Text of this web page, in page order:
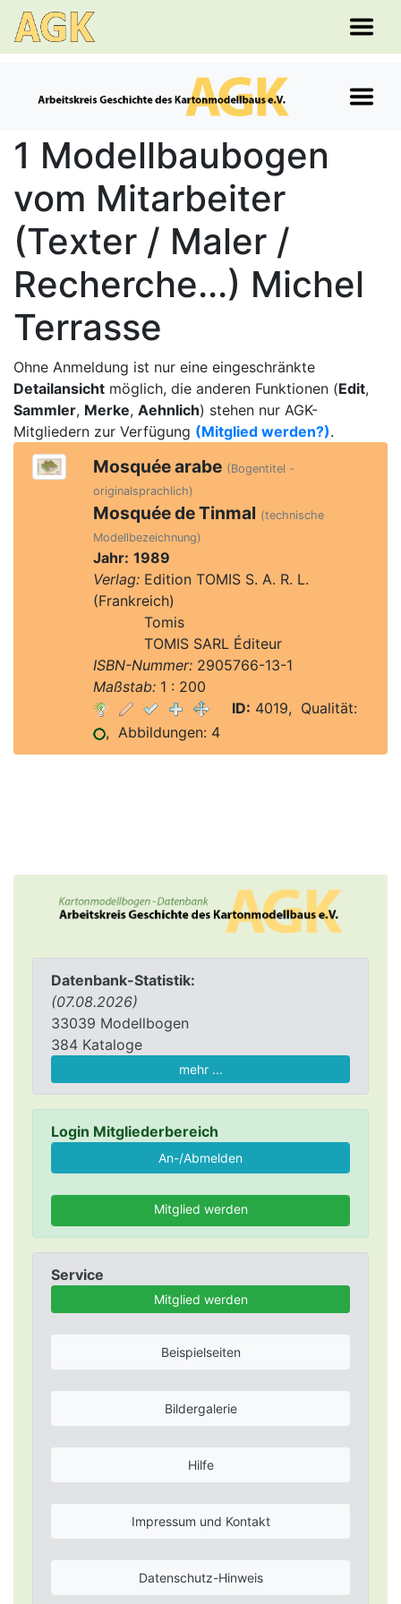
Datenbank-Statistik:
(07.08.2026)
33039 Modellbogen
384 Kataloge
mehr ...
Login Mitgliederbereich
Mitglied werden
Service
Mitglied werden
Beispielseiten
Bildergalerie
Hilfe
Impressum und Kontakt
Datenschutz-Hinweis
1 Modellbaubogen
vom Mitarbeiter
(Texter / Maler /
Recherche...) Michel
Terrasse
Ohne Anmeldung ist nur eine eingeschränkte
Detailansicht möglich, die anderen Funktionen (Edit,
Sammler, Merke, Aehnlich) stehen nur AGK-
Mitgliedern zur Verfügung (Mitglied werden?).
Mosquée arabe (Bogentitel -
originalsprachlich)
Mosquée de Tinmal (technische
Modellbezeichnung)
Jahr: 1989
Verlag:Edition TOMIS S. A. R. L.
(Frankreich)
Tomis
TOMIS SARL Éditeur
ISBN-Nummer:2905766-13-1
Maßstab:1 : 200
ID: 4019, Qualität:
, Abbildungen: 4